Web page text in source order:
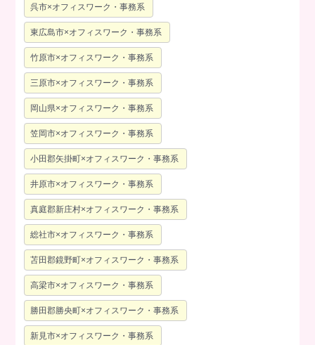
呉市×オフィスワーク・事務系
東広島市×オフィスワーク・事務系
竹原市×オフィスワーク・事務系
三原市×オフィスワーク・事務系
岡山県×オフィスワーク・事務系
笠岡市×オフィスワーク・事務系
小田郡矢掛町×オフィスワーク・事務系
井原市×オフィスワーク・事務系
真庭郡新庄村×オフィスワーク・事務系
総社市×オフィスワーク・事務系
苫田郡鏡野町×オフィスワーク・事務系
高梁市×オフィスワーク・事務系
勝田郡勝央町×オフィスワーク・事務系
新見市×オフィスワーク・事務系